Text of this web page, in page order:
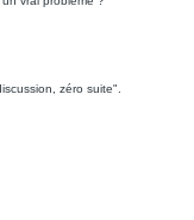
zéro suite".